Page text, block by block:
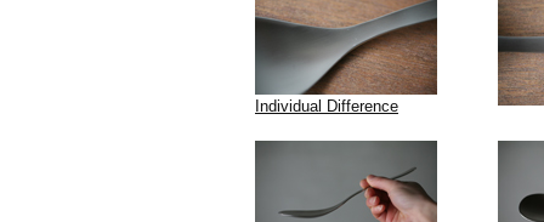
Individual Difference